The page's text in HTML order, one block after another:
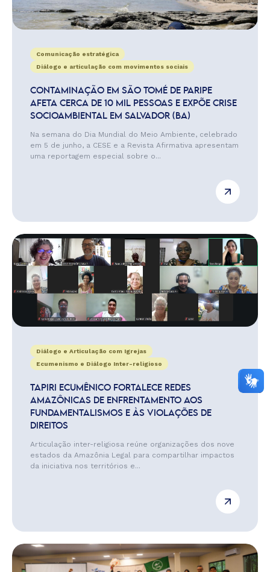
Comunicação estratégica
Diálogo e articulação com movimentos sociais
CONTAMINAÇÃO EM SÃO TOMÉ DE PARIPE
AFETA CERCA DE 10 MIL PESSOAS E EXPÕE CRISE
SOCIOAMBIENTAL EM SALVADOR (BA)
Na semana do Dia Mundial do Meio Ambiente, celebrado
em 5 de junho, a CESE e a Revista Afirmativa apresentam
uma reportagem especial sobre o...
Diálogo e Articulação com Igrejas
Ecumenismo e Diálogo Inter-religioso
TAPIRI ECUMÊNICO FORTALECE REDES
AMAZÔNICAS DE ENFRENTAMENTO AOS
FUNDAMENTALISMOS E ÀS VIOLAÇÕES DE
DIREITOS
Articulação inter-religiosa reúne organizações dos nove
estados da Amazônia Legal para compartilhar impactos
da iniciativa nos territórios e...